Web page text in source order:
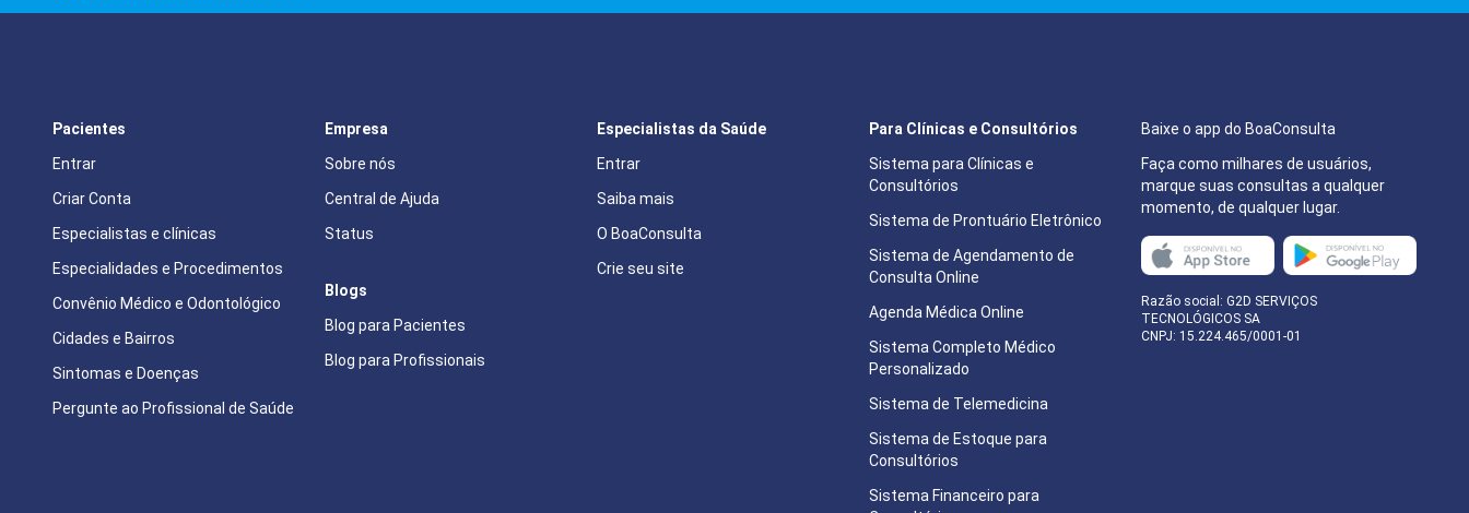
Baixe o app do BoaConsulta
Faça como milhares de usuários,
marque suas consultas a qualquer
momento, de qualquer lugar.
Razão social: G2D SERVIÇOS
TECNOLÓGICOS SA
CNPJ: 15.224.465/0001-01
Pacientes
Entrar
Criar Conta
Especialistas e clínicas
Especialidades e Procedimentos
Convênio Médico e Odontológico
Cidades e Bairros
Sintomas e Doenças
Pergunte ao Profissional de Saúde
Empresa
Sobre nós
Central de Ajuda
Status
Blogs
Blog para Pacientes
Blog para Profissionais
Especialistas da Saúde
Entrar
Saiba mais
O BoaConsulta
Crie seu site
Para Clínicas e Consultórios
Sistema para Clínicas e
Consultórios
Sistema de Prontuário Eletrônico
Sistema de Agendamento de
Consulta Online
Agenda Médica Online
Sistema Completo Médico
Personalizado
Sistema de Telemedicina
Sistema de Estoque para
Consultórios
Sistema Financeiro para